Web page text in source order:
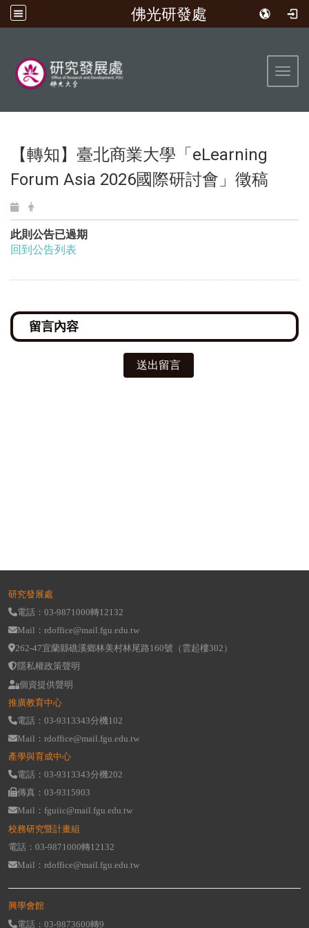
佛光研發處
【轉知】臺北商業大學「eLearning
Forum Asia 2026國際研討會」徵稿
此則公告已過期
回到公告列表
送出留言
研究發展處
電話：03-9871000轉12132
Mail：rdoffice@mail.fgu.edu.tw
262-47宜蘭縣礁溪鄉林美村林尾路160號（雲起樓302）
隱私權政策聲明
個資提供聲明
推廣教育中心
電話：03-9313343分機102
Mail：rdoffice@mail.fgu.edu.tw
產學與育成中心
電話：03-9313343分機202
傳真：03-9315903
Mail：fguiic@mail.fgu.edu.tw
校務研究暨計畫組
電話：03-9871000轉12132
Mail：rdoffice@mail.fgu.edu.tw
興學會館
電話：03-9873600轉9